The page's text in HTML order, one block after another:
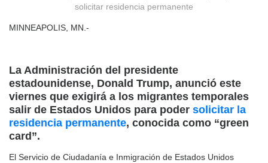
solicitar residencia permanente
MINNEAPOLIS, MN.-
La Administración del presidente
estadounidense, Donald Trump, anunció este
viernes que exigirá a los migrantes temporales
salir de Estados Unidos para poder solicitar la
residencia permanente, conocida como “green
card”.
El Servicio de Ciudadanía e Inmigración de Estados Unidos